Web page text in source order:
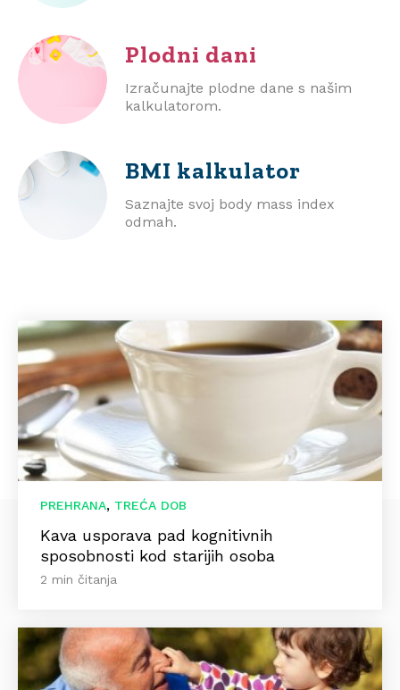
Plodni dani
Izračunajte plodne dane s našim
kalkulatorom.
BMI kalkulator
Saznajte svoj body mass index
odmah.
PREHRANA, TREĆA DOB
Kava usporava pad kognitivnih
sposobnosti kod starijih osoba
2 min čitanja